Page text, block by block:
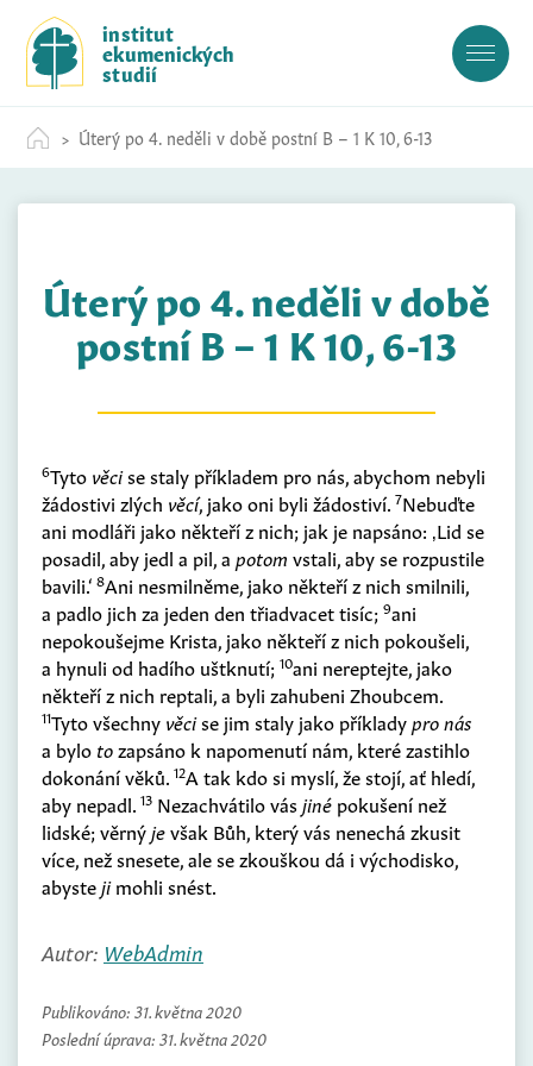
c
institut
ekumenických
studií
Úterý po 4. neděli v době postní B – 1 K 10, 6-13
Úterý po 4. neděli v době
postní B – 1 K 10, 6-13
6Tyto věcise staly příkladem pro nás, abychom nebyli
žádostivi zlých věcí, jako oni byli žádostiví. 7Nebuďte
ani modláři jako někteří z nich; jak je napsáno: ‚Lid se
posadil, aby jedl a pil, a potom vstali, aby se rozpustile
bavili.‘ 8Ani nesmilněme, jako někteří z nich smilnili,
a padlo jich za jeden den třiadvacet tisíc; 9ani
nepokoušejme Krista, jako někteří z nich pokoušeli,
a hynuli od hadího uštknutí; 10ani nereptejte, jako
někteří z nich reptali, a byli zahubeni Zhoubcem.
11Tyto všechny věcise jim staly jako příkladypro nás
a bylo tozapsáno k napomenutí nám, které zastihlo
dokonání věků. 12A tak kdo si myslí, že stojí, ať hledí,
aby nepadl. 13 Nezachvátilo vásjiné pokušení než
lidské; věrnýjevšak Bůh, který vás nenechá zkusit
více, než snesete, ale se zkouškou dá i východisko,
abystejimohli snést.
Autor: WebAdmin
Publikováno: 31. května 2020
Poslední úprava: 31. května 2020